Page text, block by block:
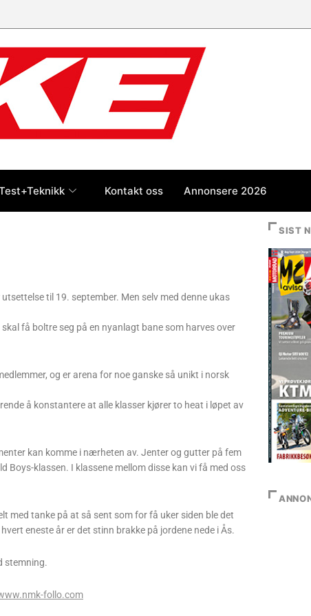
Kontakt oss Annonsere 2026
til 19. september. Men selv med denne ukas
få boltre seg på en nyanlagt bane som harves over
og er arena for noe ganske så unikt i norsk
å konstantere at alle klasser kjører to heat i løpet av
kan komme i nærheten av. Jenter og gutter på fem
Boys-klassen. I klassene mellom disse kan vi få med oss
med tanke på at så sent som for få uker siden ble det
eneste år er det stinn brakke på jordene nede i Ås.
stemning.
follo.com
SIST